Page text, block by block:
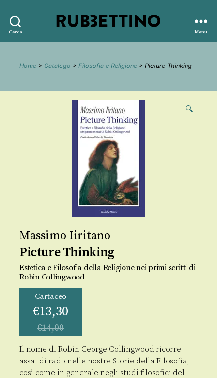
Cerca
editore
Menu
Home > Catalogo > Filosofia e Religione > Picture Thinking
🔍
Massimo Iiritano
Picture Thinking
Estetica e Filosofia della Religione nei primi scritti di
Robin Collingwood
Cartaceo
€13,30
€14,00
Il nome di Robin George Collingwood ricorre
assai di rado nelle nostre Storie della Filosofia,
così come in generale negli studi filosofici del